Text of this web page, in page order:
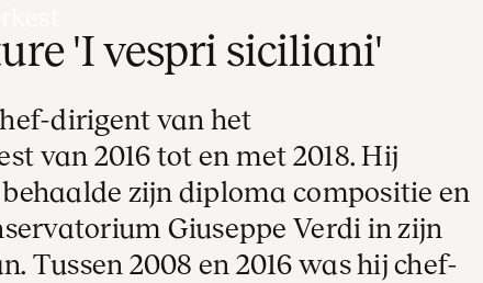
'I vespri siciliani'
dirigent van het
van 2016 tot en met 2018. Hij
zijn diploma compositie en
Giuseppe Verdi in zijn
Tussen 2008 en 2016 was hij chef-